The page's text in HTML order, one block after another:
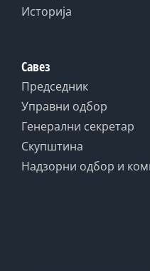
Историја
Савез
Председник
Управни одбор
Генерални секретар
Скупштина
Надзорни одбор и